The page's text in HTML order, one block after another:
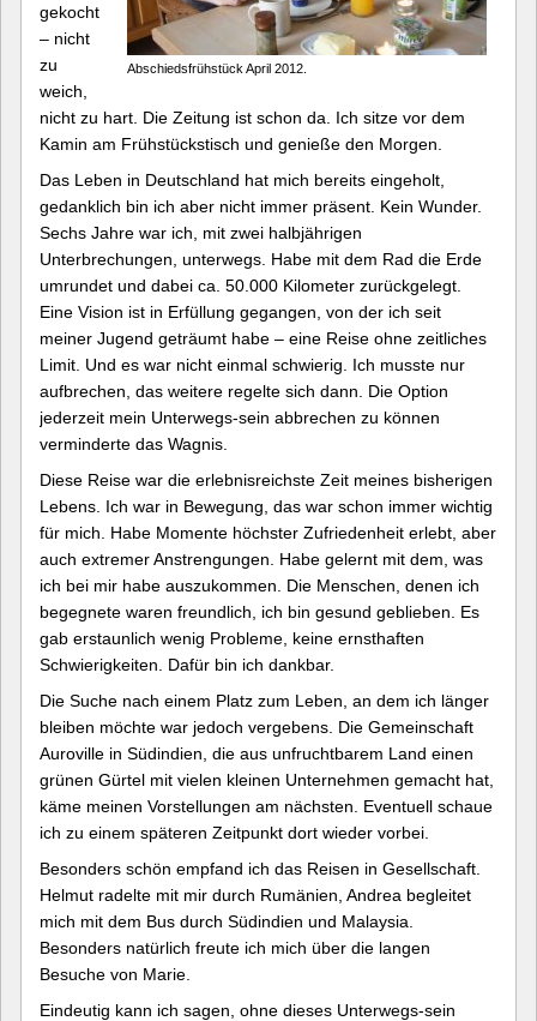
Abschiedsfrühstück April 2012.
gekocht
– nicht
zu
weich,
nicht zu hart. Die Zeitung ist schon da. Ich sitze vor dem
Kamin am Frühstückstisch und genieße den Morgen.
Das Leben in Deutschland hat mich bereits eingeholt,
gedanklich bin ich aber nicht immer präsent. Kein Wunder.
Sechs Jahre war ich, mit zwei halbjährigen
Unterbrechungen, unterwegs. Habe mit dem Rad die Erde
umrundet und dabei ca. 50.000 Kilometer zurückgelegt.
Eine Vision ist in Erfüllung gegangen, von der ich seit
meiner Jugend geträumt habe – eine Reise ohne zeitliches
Limit. Und es war nicht einmal schwierig. Ich musste nur
aufbrechen, das weitere regelte sich dann. Die Option
jederzeit mein Unterwegs-sein abbrechen zu können
verminderte das Wagnis.
Diese Reise war die erlebnisreichste Zeit meines bisherigen
Lebens. Ich war in Bewegung, das war schon immer wichtig
für mich. Habe Momente höchster Zufriedenheit erlebt, aber
auch extremer Anstrengungen. Habe gelernt mit dem, was
ich bei mir habe auszukommen. Die Menschen, denen ich
begegnete waren freundlich, ich bin gesund geblieben. Es
gab erstaunlich wenig Probleme, keine ernsthaften
Schwierigkeiten. Dafür bin ich dankbar.
Die Suche nach einem Platz zum Leben, an dem ich länger
bleiben möchte war jedoch vergebens. Die Gemeinschaft
Auroville in Südindien, die aus unfruchtbarem Land einen
grünen Gürtel mit vielen kleinen Unternehmen gemacht hat,
käme meinen Vorstellungen am nächsten. Eventuell schaue
ich zu einem späteren Zeitpunkt dort wieder vorbei.
Besonders schön empfand ich das Reisen in Gesellschaft.
Helmut radelte mit mir durch Rumänien, Andrea begleitet
mich mit dem Bus durch Südindien und Malaysia.
Besonders natürlich freute ich mich über die langen
Besuche von Marie.
Eindeutig kann ich sagen, ohne dieses Unterwegs-sein